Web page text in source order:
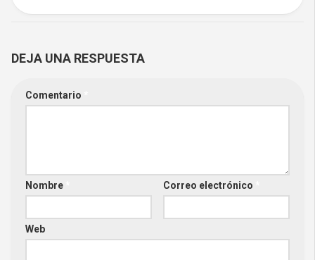
DEJA UNA RESPUESTA
Comentario
Nombre Correo electrónico
Web